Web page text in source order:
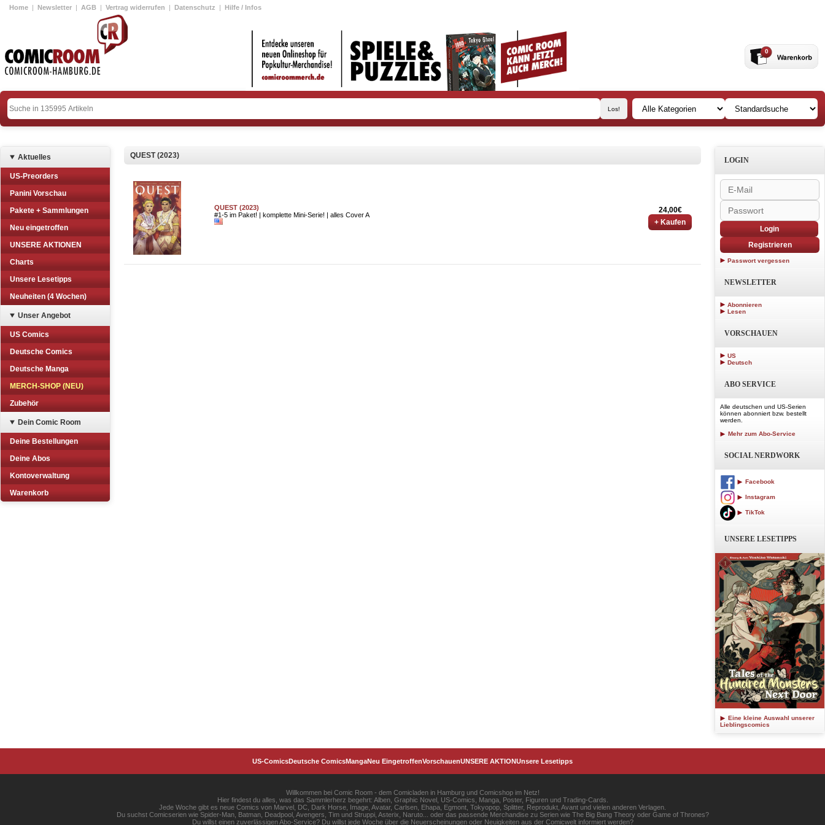
Home | Newsletter | AGB | Vertrag widerrufen | Datenschutz | Hilfe / Infos
0
Aktuelles
US-Preorders
Panini Vorschau
Pakete + Sammlungen
Neu eingetroffen
UNSERE AKTIONEN
Charts
Unsere Lesetipps
Neuheiten (4 Wochen)
Unser Angebot
US Comics
Deutsche Comics
Deutsche Manga
MERCH-SHOP (NEU)
Zubehör
Dein Comic Room
Deine Bestellungen
Deine Abos
Kontoverwaltung
Warenkorb
QUEST (2023)
QUEST (2023)
#1-5 im Paket! | komplette Mini-Serie! | alles Cover A
24,00€
+ Kaufen
LOGIN
Login
Registrieren
Passwort vergessen
NEWSLETTER
Abonnieren
Lesen
VORSCHAUEN
US
Deutsch
ABO SERVICE
Alle deutschen und US-Serien
können abonniert bzw. bestellt
werden.
Mehr zum Abo-Service
SOCIAL NERDWORK
Facebook
Instagram
TikTok
UNSERE LESETIPPS
Eine kleine Auswahl unserer
Lieblingscomics
US-ComicsDeutsche ComicsMangaNeu EingetroffenVorschauenUNSERE AKTIONUnsere Lesetipps
Willkommen bei Comic Room - dem Comicladen in Hamburg und Comicshop im Netz!
Hier findest du alles, was das Sammlerherz begehrt: Alben, Graphic Novel, US-Comics, Manga, Poster, Figuren und Trading-Cards.
Jede Woche gibt es neue Comics von Marvel, DC, Dark Horse, Image, Avatar, Carlsen, Ehapa, Egmont, Tokyopop, Splitter, Reprodukt, Avant und vielen anderen Verlagen.
Du suchst Comicserien wie Spider-Man, Batman, Deadpool, Avengers, Tim und Struppi, Asterix, Naruto... oder das passende Merchandise zu Serien wie The Big Bang Theory oder Game of Thrones?
Du willst einen zuverlässigen Abo-Service? Du willst jede Woche über die Neuerscheinungen oder Neuigkeiten aus der Comicwelt informiert werden?